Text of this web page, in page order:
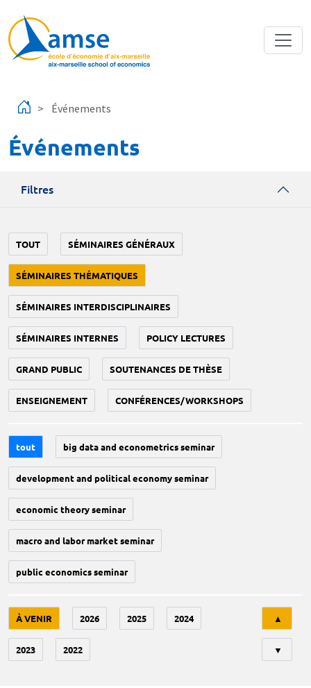
Événements
Événements
Filtres
TOUT SÉMINAIRES GÉNÉRAUX
SÉMINAIRES THÉMATIQUES
SÉMINAIRES INTERDISCIPLINAIRES
SÉMINAIRES INTERNES POLICY LECTURES
GRAND PUBLIC SOUTENANCES DE THÈSE
ENSEIGNEMENT CONFÉRENCES/WORKSHOPS
tout big data and econometrics seminar
development and political economy seminar
economic theory seminar
macro and labor market seminar
public economics seminar
À VENIR 2026 2025 2024
2023 2022
▲
▼